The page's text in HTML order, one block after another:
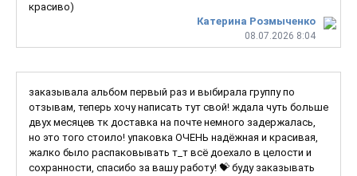
Катерина Розмыченко
08.07.2026 8:04
красиво)
заказывала альбом первый раз и выбирала группу по
отзывам, теперь хочу написать тут свой! ждала чуть больше
двух месяцев тк доставка на почте немного задержалась,
но это того стоило! упаковка ОЧЕНЬ надёжная и красивая,
жалко было распаковывать т_т всё доехало в целости и
сохранности, спасибо за вашу работу! 💝 буду заказывать